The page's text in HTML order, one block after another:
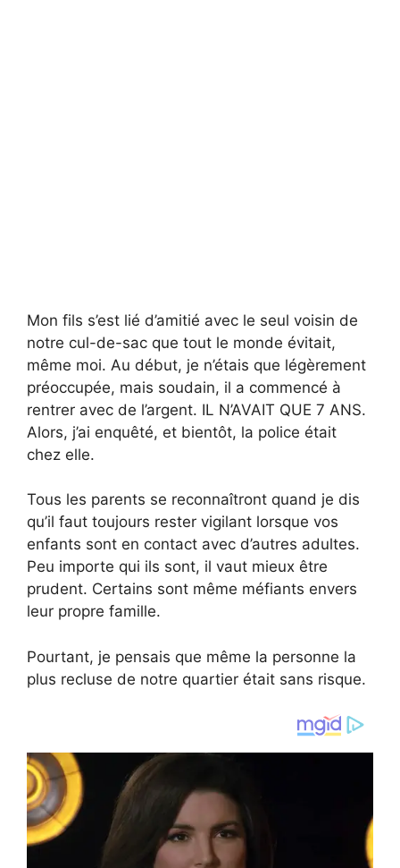
Mon fils s’est lié d’amitié avec le seul voisin de
notre cul-de-sac que tout le monde évitait,
même moi. Au début, je n’étais que légèrement
préoccupée, mais soudain, il a commencé à
rentrer avec de l’argent. IL N’AVAIT QUE 7 ANS.
Alors, j’ai enquêté, et bientôt, la police était
chez elle.
Tous les parents se reconnaîtront quand je dis
qu’il faut toujours rester vigilant lorsque vos
enfants sont en contact avec d’autres adultes.
Peu importe qui ils sont, il vaut mieux être
prudent. Certains sont même méfiants envers
leur propre famille.
Pourtant, je pensais que même la personne la
plus recluse de notre quartier était sans risque.